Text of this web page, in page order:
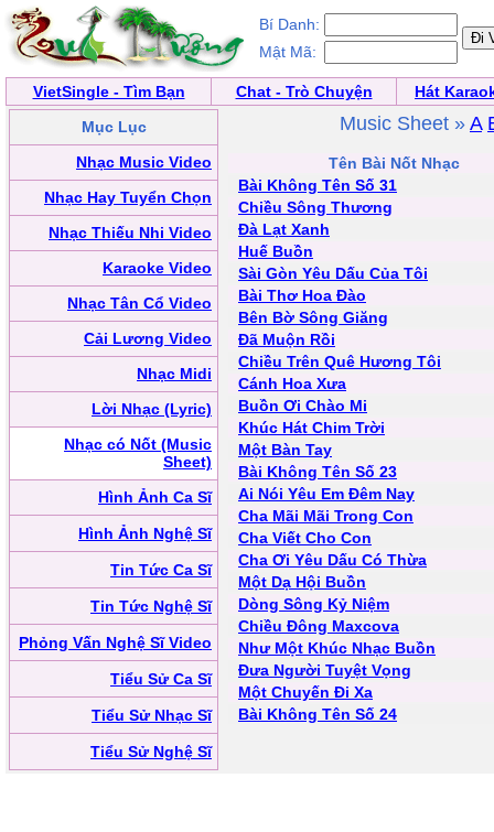
Bí Danh:
Mật Mã:
VietSingle - Tìm Bạn Chat - Trò Chuyện
Hát
Mục Lục
Nhạc Music Video
Nhạc Hay Tuyển Chọn
Nhạc Thiếu Nhi Video
Karaoke Video
Nhạc Tân Cổ Video
Cải Lương Video
Nhạc Midi
Lời Nhạc (Lyric)
Nhạc có Nốt (Music
Sheet)
Hình Ảnh Ca Sĩ
Hình Ảnh Nghệ Sĩ
Tin Tức Ca Sĩ
Tin Tức Nghệ Sĩ
Phỏng Vấn Nghệ Sĩ Video
Tiểu Sử Ca Sĩ
Tiểu Sử Nhạc Sĩ
Tiểu Sử Nghệ Sĩ
Music Sheet » A
Tên Bài Nốt Nhạc
Bài Không Tên Số 31
Chiều Sông Thương
Đà Lạt Xanh
Huế Buồn
Sài Gòn Yêu Dấu Của Tôi
Bài Thơ Hoa Đào
Bên Bờ Sông Giăng
Đã Muộn Rồi
Chiều Trên Quê Hương Tôi
Cánh Hoa Xưa
Buồn Ơi Chào Mi
Khúc Hát Chim Trời
Một Bàn Tay
Bài Không Tên Số 23
Ai Nói Yêu Em Đêm Nay
Cha Mãi Mãi Trong Con
Cha Viết Cho Con
Cha Ơi Yêu Dấu Có Thừa
Một Dạ Hội Buồn
Dòng Sông Kỷ Niệm
Chiều Đông Maxcova
Như Một Khúc Nhạc Buồn
Đưa Người Tuyệt Vọng
Một Chuyến Đi Xa
Bài Không Tên Số 24